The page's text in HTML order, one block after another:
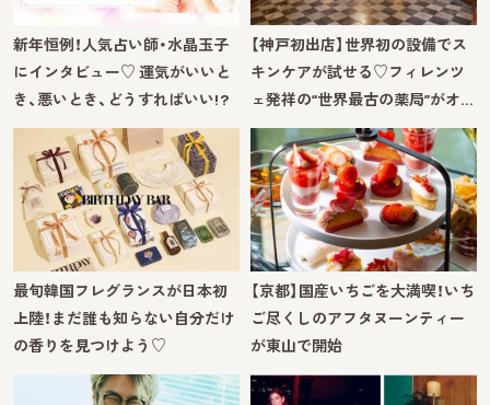
新年恒例！人気占い師・水晶玉子
にインタビュー♡ 運気がいいと
き、悪いとき、どうすればいい!?
【神戸初出店】世界初の設備でス
キンケアが試せる♡フィレンツ
ェ発祥の“世界最古の薬局”がオ…
最旬韓国フレグランスが日本初
上陸！まだ誰も知らない自分だけ
の香りを見つけよう♡
【京都】国産いちごを大満喫！いち
ご尽くしのアフタヌーンティー
が東山で開始